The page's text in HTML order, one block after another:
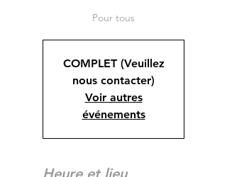
Pour tous
COMPLET (Veuillez
nous contacter)
Voir autres
événements